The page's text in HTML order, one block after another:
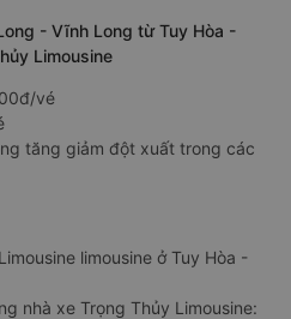
- Vĩnh Long từ Tuy Hòa -
Limousine
vé
tăng giảm đột xuất trong các
limousine ở Tuy Hòa -
nhà xe Trọng Thủy Limousine: